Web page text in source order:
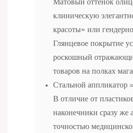
клиническую
красоты» или
Глянцевое покрытие
роскошный
товаров на полках
Стальной аппликатор
В отличие от
наконечники сразу
точностью